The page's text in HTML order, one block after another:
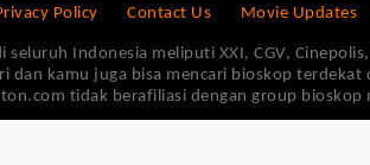
Policy Contact Us Movie Updates
Indonesia meliputi XXI, CGV,
dan kamu juga bisa mencari bioskop terdekat
tidak berafiliasi dengan group bioskop